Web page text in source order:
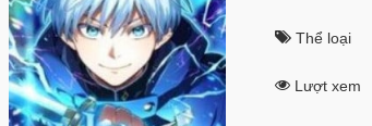
Thể loại
Lượt xem